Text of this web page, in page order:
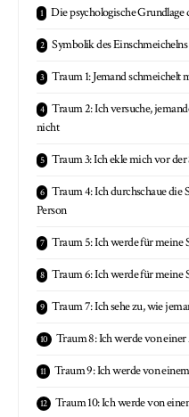
Die psychologische
Symbolik des
Traum 1: Jemand schmeichelt
Traum 2: Ich versuche,
nicht
Traum 3: Ich ekle mich vor
Traum 4: Ich durchschaue die
Person
Traum 5: Ich werde für meine
Traum 6: Ich werde für meine
Traum 7: Ich sehe zu, wie
Traum 8: Ich werde von
Traum 9: Ich werde von
Traum 10: Ich werde von